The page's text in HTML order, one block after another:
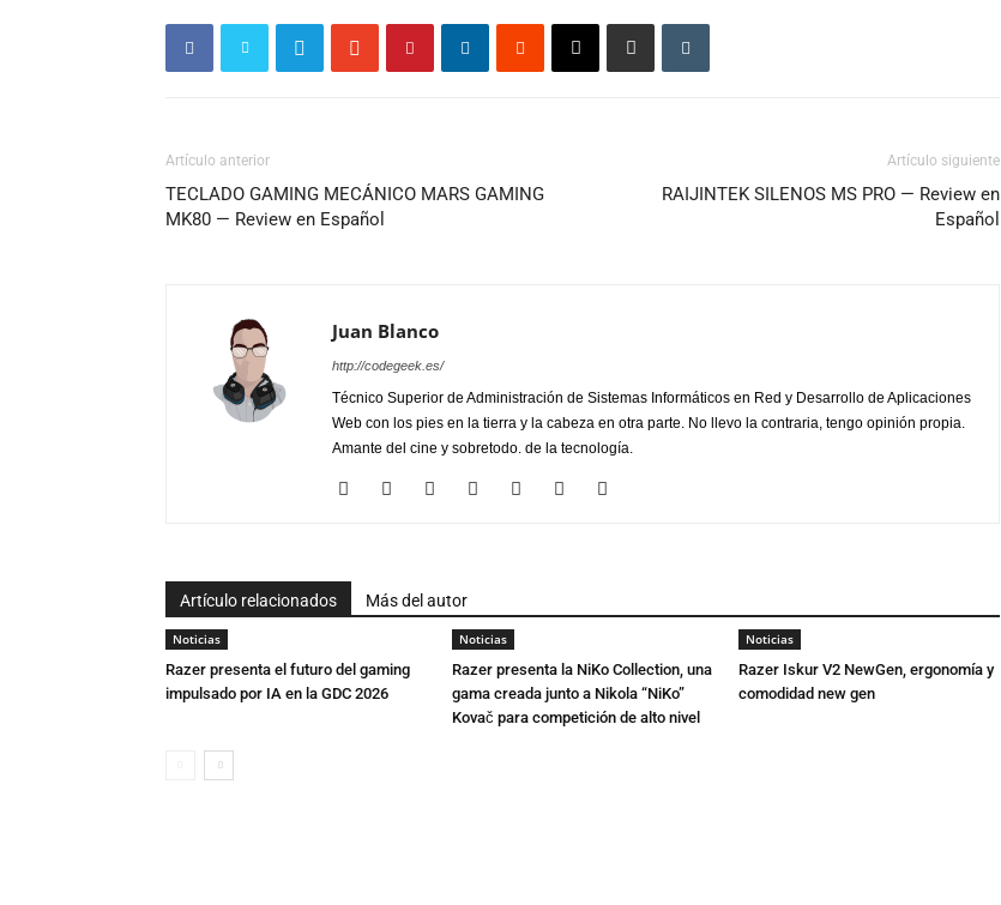
Artículo anterior
TECLADO GAMING MECÁNICO MARS GAMING
MK80 — Review en Español
Artículo siguiente
RAIJINTEK SILENOS MS PRO — Review en
Español
Juan Blanco
http://codegeek.es/
Técnico Superior de Administración de Sistemas Informáticos en Red y Desarrollo de Aplicaciones
Web con los pies en la tierra y la cabeza en otra parte. No llevo la contraria, tengo opinión propia.
Amante del cine y sobretodo. de la tecnología.
Artículo relacionados Más del autor
Noticias
Razer presenta el futuro del gaming
impulsado por IA en la GDC 2026
Noticias
Razer presenta la NiKo Collection, una
gama creada junto a Nikola “NiKo”
Kovač para competición de alto nivel
Noticias
Razer Iskur V2 NewGen, ergonomía y
comodidad new gen